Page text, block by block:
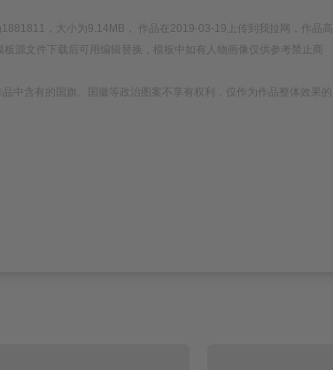
，大小为9.14MB， 作品在2019-03-19上传到我拉网，作品高
源文件下载后可用编辑替换，模板中如有人物画像仅供参考禁止商
中含有的国旗、国徽等政治图案不享有权利，仅作为作品整体效果的